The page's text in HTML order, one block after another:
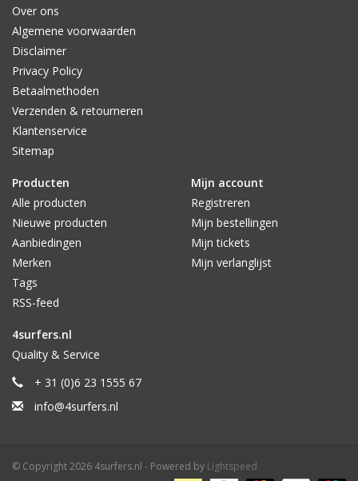
Over ons
Algemene voorwaarden
Disclaimer
Privacy Policy
Betaalmethoden
Verzenden & retourneren
Klantenservice
Sitemap
Producten
Alle producten
Nieuwe producten
Aanbiedingen
Merken
Tags
RSS-feed
Mijn account
Registreren
Mijn bestellingen
Mijn tickets
Mijn verlanglijst
4surfers.nl
Quality & Service
+ 31 (0)6 23 1555 67
info@4surfers.nl
© Copyright 2026 4surfers.nl - Powered by Lightspeed